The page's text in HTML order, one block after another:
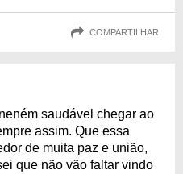
COMPARTILHAR
saudável chegar ao
assim. Que essa
de muita paz e união,
que não vão faltar vindo